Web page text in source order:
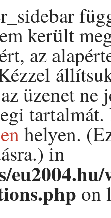
került
az
üzenet ne
helyen.
in
on